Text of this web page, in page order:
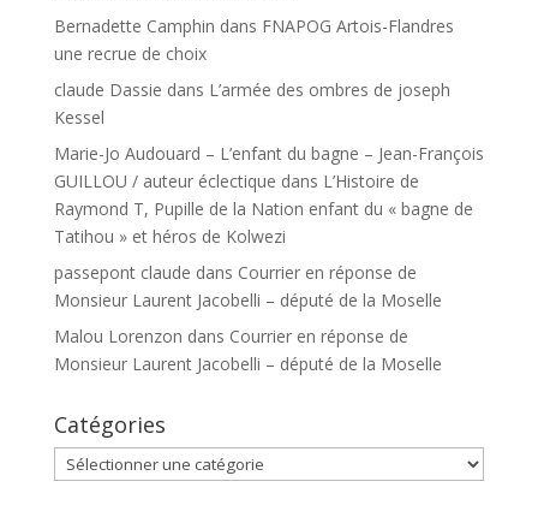
Bernadette Camphin dans FNAPOG Artois-Flandres
une recrue de choix
claude Dassie dans L’armée des ombres de joseph
Kessel
Marie-Jo Audouard – L’enfant du bagne – Jean-François
GUILLOU / auteur éclectique dans L’Histoire de
Raymond T, Pupille de la Nation enfant du « bagne de
Tatihou » et héros de Kolwezi
passepont claude dans Courrier en réponse de
Monsieur Laurent Jacobelli – député de la Moselle
Malou Lorenzon dans Courrier en réponse de
Monsieur Laurent Jacobelli – député de la Moselle
Catégories
Catégories